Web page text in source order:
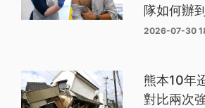
隊如何辦
2026-07-30
熊本10年
對比兩次